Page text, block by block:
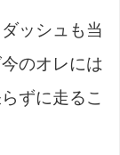
ッシュも当
のオレには
ずに走るこ